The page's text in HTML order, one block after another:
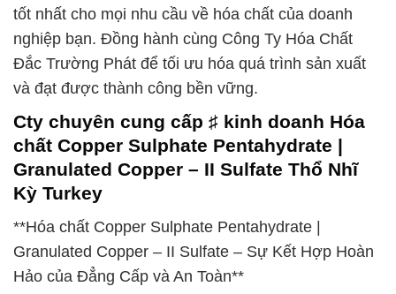
tốt nhất cho mọi nhu cầu về hóa chất của doanh
nghiệp bạn. Đồng hành cùng Công Ty Hóa Chất
Đắc Trường Phát để tối ưu hóa quá trình sản xuất
và đạt được thành công bền vững.
Cty chuyên cung cấp ♯ kinh doanh Hóa
chất Copper Sulphate Pentahydrate |
Granulated Copper – II Sulfate Thổ Nhĩ
Kỳ Turkey
**Hóa chất Copper Sulphate Pentahydrate |
Granulated Copper – II Sulfate – Sự Kết Hợp Hoàn
Hảo của Đẳng Cấp và An Toàn**